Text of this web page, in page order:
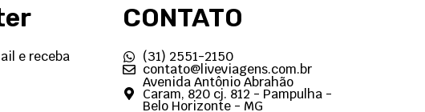
e receba
CONTATO
(31) 2551-2150
contato@liveviagens.com.br
Avenida Antônio Abrahão
Caram, 820 cj. 812 - Pampulha -
Belo Horizonte - MG